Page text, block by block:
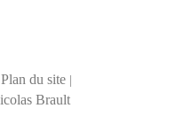
Plan du site
Brault